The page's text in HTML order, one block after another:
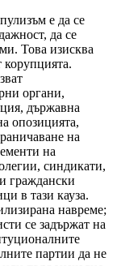
е да се
да се
Това изисква
корупцията.
органи,
държавна
опозицията,
на
на
синдикати,
граждански
в тази кауза.
навреме;
се задържат на
партии да не